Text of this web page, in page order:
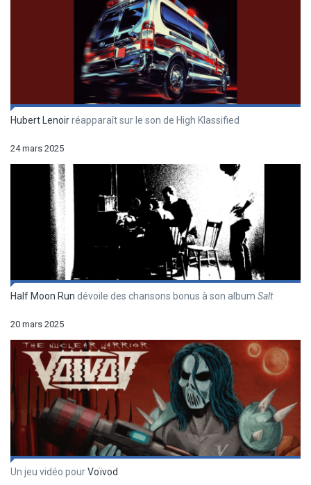
Hubert Lenoirréapparaît sur le son de High Klassified
24 mars 2025
Half Moon Run dévoile des chansons bonus à son album Salt
20 mars 2025
Un jeu vidéo pourVoïvod